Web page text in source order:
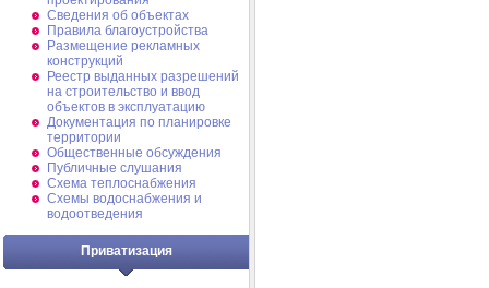
Сведения об объектах
Правила благоустройства
Размещение рекламных
конструкций
Реестр выданных разрешений
на строительство и ввод
объектов в эксплуатацию
Документация по планировке
территории
Общественные обсуждения
Публичные слушания
Схема теплоснабжения
Схемы водоснабжения и
водоотведения
Приватизация